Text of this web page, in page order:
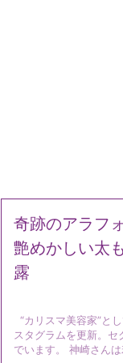
奇跡のアラフ
艶めかしい太
露
“カリスマ美容家”と
スタグラムを更新。
でいます。 神崎さん